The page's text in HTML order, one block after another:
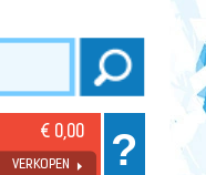
€ 0,00
VERKOPEN ?